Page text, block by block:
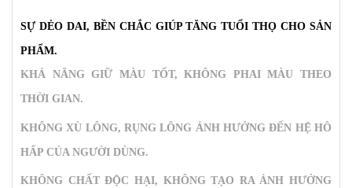
SỰ DẺO DAI, BỀN CHẮC GIÚP TĂNG TUỔI THỌ CHO SẢN
PHẨM.
KHẢ NĂNG GIỮ MÀU TỐT, KHÔNG PHAI MÀU THEO
THỜI GIAN.
KHÔNG XÙ LÔNG, RỤNG LÔNG ẢNH HƯỞNG ĐẾN HỆ HÔ
HẤP CỦA NGƯỜI DÙNG.
KHÔNG CHẤT ĐỘC HẠI, KHÔNG TẠO RA ẢNH HƯỞNG